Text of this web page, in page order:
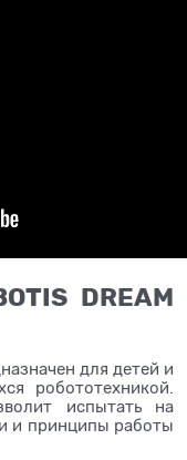
DREAM
для детей и
робототехникой.
испытать на
и принципы работы